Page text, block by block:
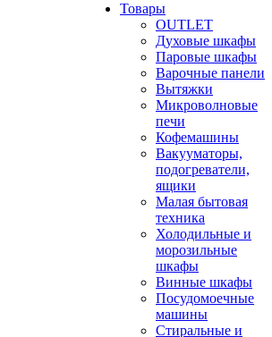
Товары
OUTLET
Духовые шкафы
Паровые шкафы
Варочные панели
Вытяжки
Микроволновые
печи
Кофемашины
Вакууматоры,
подогреватели,
ящики
Малая бытовая
техника
Холодильные и
морозильные
шкафы
Винные шкафы
Посудомоечные
машины
Стиральные и